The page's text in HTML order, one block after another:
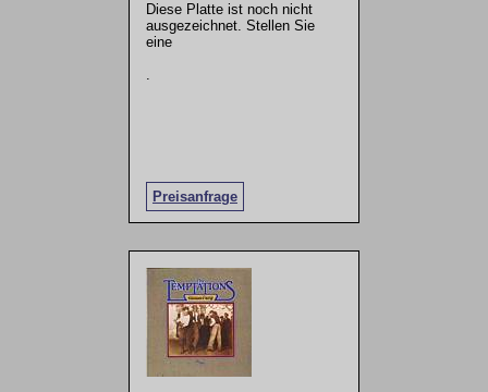
Diese Platte ist noch nicht
ausgezeichnet. Stellen Sie
eine
Preisanfrage
.